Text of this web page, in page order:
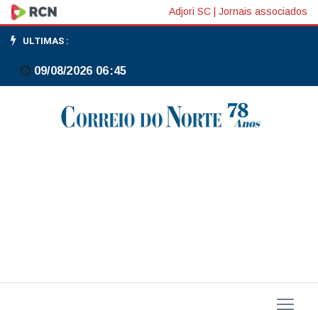
Senadores
se
reúnem
Fachin
inquérito
Adjori SC Jornais associados
ULTIMAS :
09/08/2026 06:45